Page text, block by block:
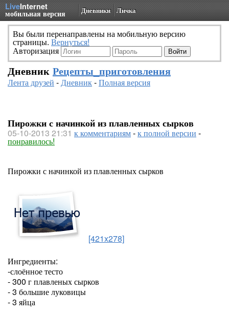
LiveInternet
мобильная версия Дневники Личка
Вы были перенаправлены на мобильную версию
страницы. Вернуться!
Авторизация
Дневник Рецепты_приготовления
Лента друзей -Дневник-Полная версия
Пирожки с начинкой из плавленных сырков
05-10-2013 21:31 к комментариям-к полной версии -
понравилось!
Пирожки с начинкой из плавленных сырков
[421x278]
Ингредиенты:
-слоённое тесто
- 300 г плавленых сырков
- 3 большие луковицы
- 3 яйца